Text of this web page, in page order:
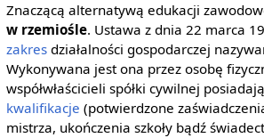
Znaczącą alternatywą edukacji
w rzemiośle. Ustawa z dnia 22 marca
zakresdziałalności gospodarczej
Wykonywana jest ona przez osobę
współwłaścicieli spółki cywilnej
kwalifikacje (potwierdzone
mistrza, ukończenia szkoły bądź